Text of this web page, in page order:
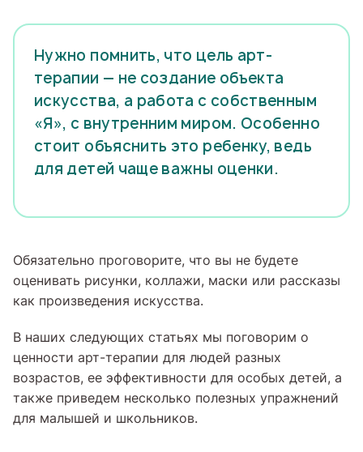
Нужно помнить, что цель арт-
терапии — не создание объекта
искусства, а работа с собственным
«Я», с внутренним миром. Особенно
стоит объяснить это ребенку, ведь
для детей чаще важны оценки.
Обязательно проговорите, что вы не будете
оценивать рисунки, коллажи, маски или рассказы
как произведения искусства.
В наших следующих статьях мы поговорим о
ценности арт-терапии для людей разных
возрастов, ее эффективности для особых детей, а
также приведем несколько полезных упражнений
для малышей и школьников.